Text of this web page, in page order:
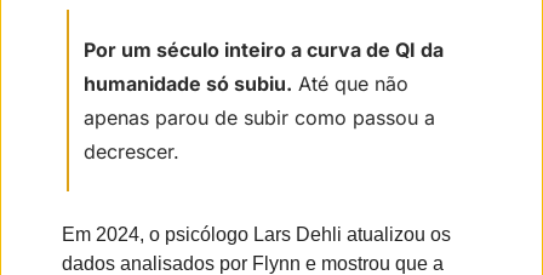
Por um século inteiro a curva de QI da
humanidade só subiu. Até que não
apenas parou de subir como passou a
decrescer.
Em 2024, o psicólogo Lars Dehli atualizou os
dados analisados por Flynn e mostrou que a